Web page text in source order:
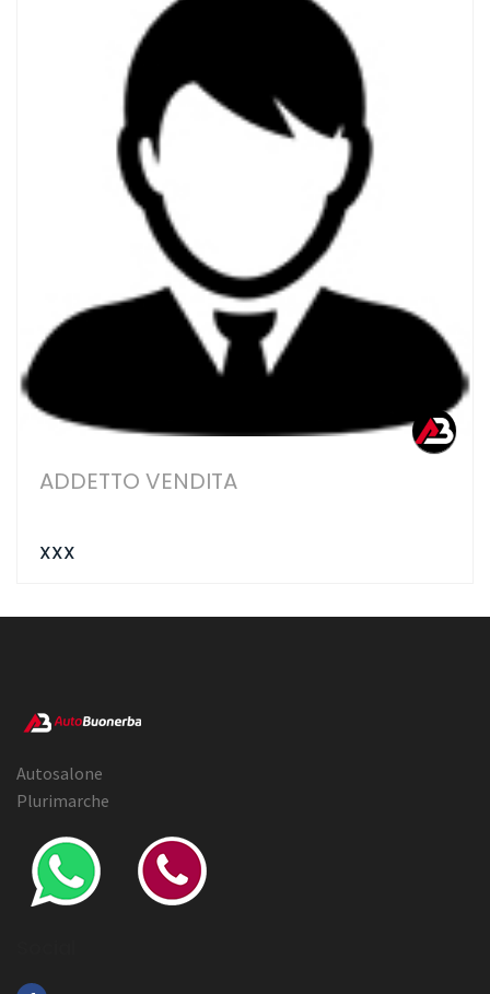
ADDETTO VENDITA
XXX
Autosalone
Plurimarche